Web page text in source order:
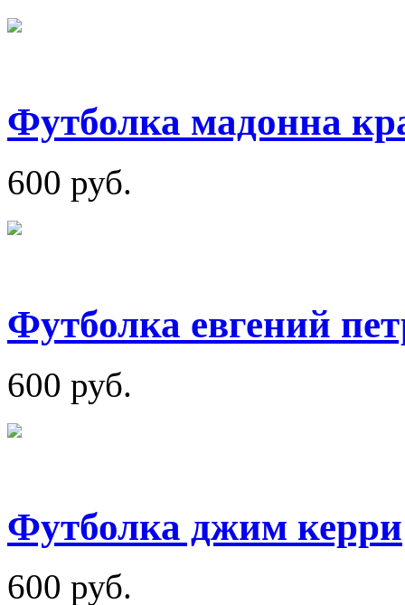
Футболка мадонна
600 руб.
Футболка евгений
600 руб.
Футболка джим керри
600 руб.